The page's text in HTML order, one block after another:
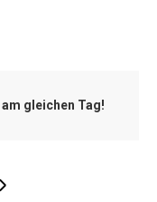
gleichen Tag!
›